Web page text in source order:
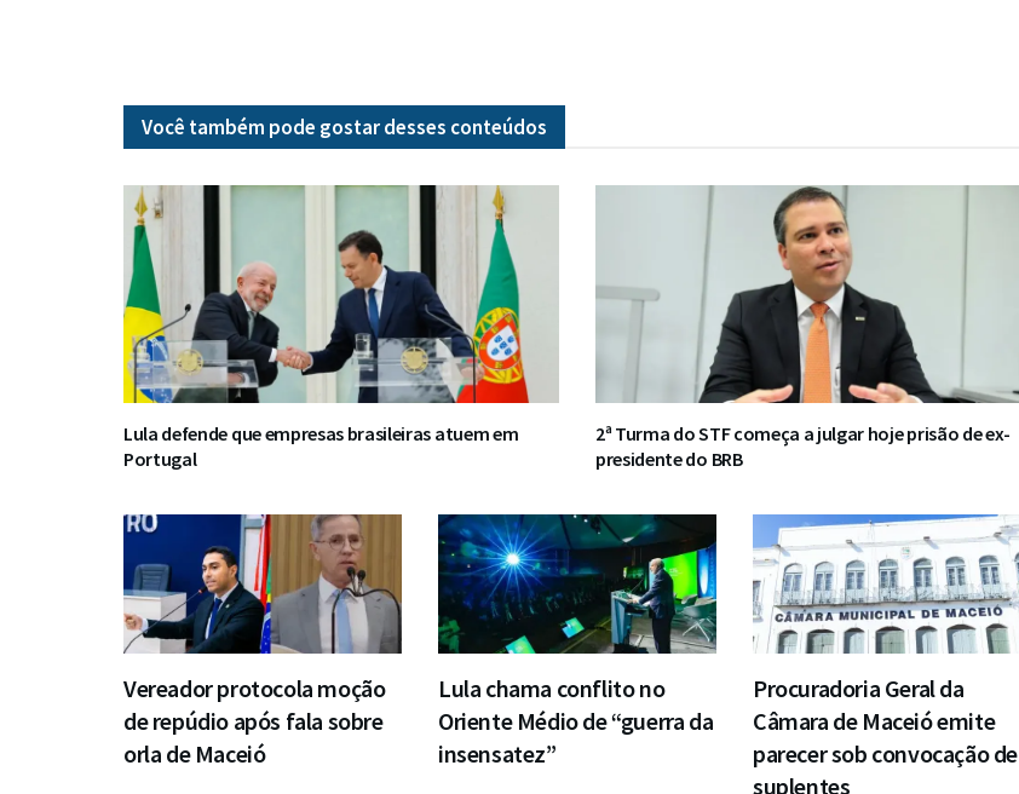
Você também pode gostar desses conteúdos
Lula defende que empresas brasileiras atuem em
Portugal
2ª Turma do STF começa a julgar hoje prisão de ex-
presidente do BRB
Vereador protocola moção
de repúdio após fala sobre
orla de Maceió
Lula chama conflito no
Oriente Médio de “guerra da
insensatez”
Procuradoria Geral da
Câmara de Maceió emite
parecer sob convocação de
suplentes